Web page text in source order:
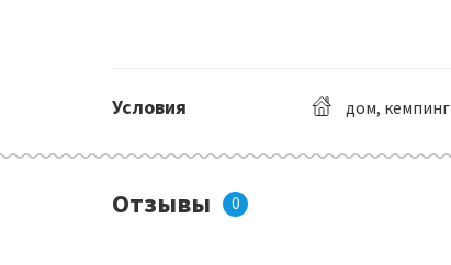
Условия дом, кемпинг
Отзывы 0